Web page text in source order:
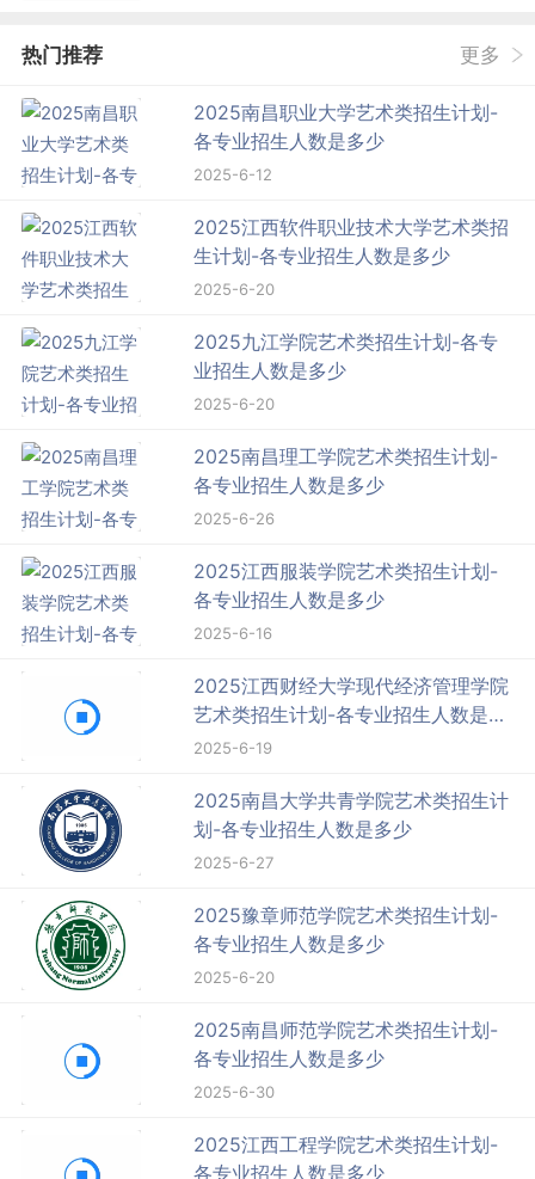
热门推荐 更多
2025南昌职业大学艺术类招生计划-
各专业招生人数是多少
2025-6-12
2025江西软件职业技术大学艺术类招
生计划-各专业招生人数是多少
2025-6-20
2025九江学院艺术类招生计划-各专
业招生人数是多少
2025-6-20
2025南昌理工学院艺术类招生计划-
各专业招生人数是多少
2025-6-26
2025江西服装学院艺术类招生计划-
各专业招生人数是多少
2025-6-16
2025江西财经大学现代经济管理学院
艺术类招生计划-各专业招生人数是多
少
2025-6-19
2025南昌大学共青学院艺术类招生计
划-各专业招生人数是多少
2025-6-27
2025豫章师范学院艺术类招生计划-
各专业招生人数是多少
2025-6-20
2025南昌师范学院艺术类招生计划-
各专业招生人数是多少
2025-6-30
2025江西工程学院艺术类招生计划-
各专业招生人数是多少